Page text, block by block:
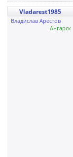
Vladarest1985
Владислав Арестов
Ангарск